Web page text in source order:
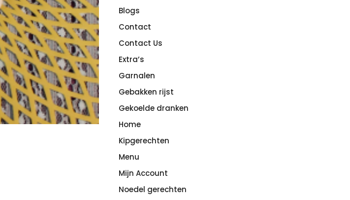
Blogs
Contact
Contact Us
Extra’s
Garnalen
Gebakken rijst
Gekoelde dranken
Home
Kipgerechten
Menu
Mijn Account
Noedel gerechten